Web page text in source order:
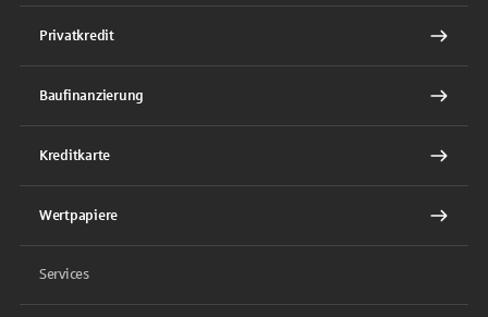
Privatkredit
Baufinanzierung
Kreditkarte
Wertpapiere
Services